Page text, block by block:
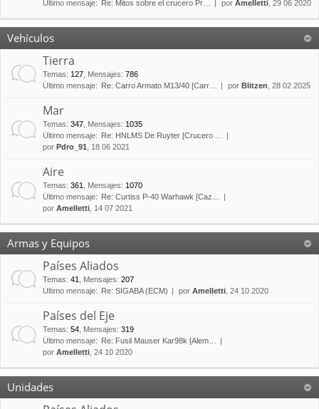
Último mensaje:
Re: Mitos sobre el crucero Pr… por Amelletti , 29 06 2020
Vehículos
Tierra
Temas: 127 Mensajes: 786
Último mensaje:
Re: Carro Armato M13/40 [Carr… por Blitzen , 28 02 2025
Mar
Temas: 347 Mensajes: 1035
Último mensaje:
Re: HNLMS De Ruyter [Crucero …
por Pdro_91 , 18 06 2021
Aire
Temas: 361 Mensajes: 1070
Último mensaje:
Re: Curtiss P-40 Warhawk [Caz…
por Amelletti , 14 07 2021
Armas y Equipos
Países Aliados
Temas: 41 Mensajes: 207
Último mensaje:
Re: SIGABA (ECM) por Amelletti , 24 10 2020
Países del Eje
Temas: 54 Mensajes: 319
Último mensaje:
Re: Fusil Mauser Kar98k [Alem…
por Amelletti , 24 10 2020
Unidades